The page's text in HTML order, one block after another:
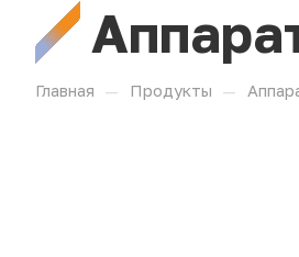
Главная — Продукты —